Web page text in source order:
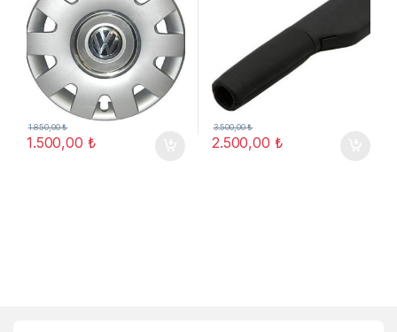
1.500,00 ₺
1.850,00₺
2.500,00 ₺
3.500,00₺